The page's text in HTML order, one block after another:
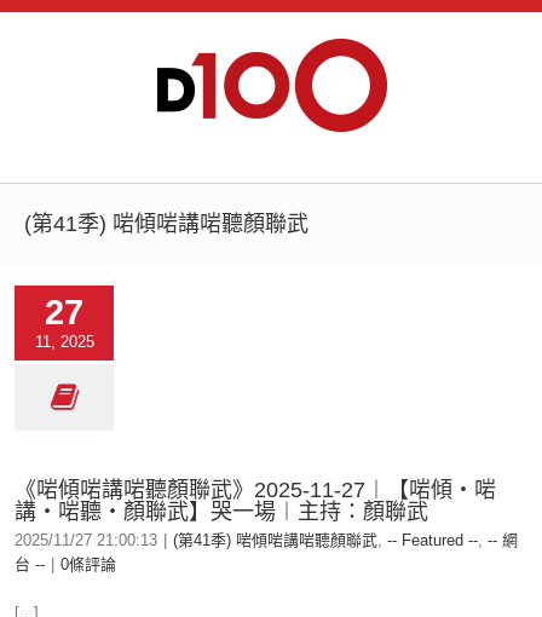
(第41季) 啱傾啱講啱聽顏聯武
27
11, 2025
《啱傾啱講啱聽顏聯武》2025-11-27︱【啱傾‧啱
講‧啱聽‧顏聯武】哭一場︱主持：顏聯武
2025/11/27 21:00:13 (第41季) 啱傾啱講啱聽顏聯武, -- Featured --, -- 網
台 --
0條評論
[...]